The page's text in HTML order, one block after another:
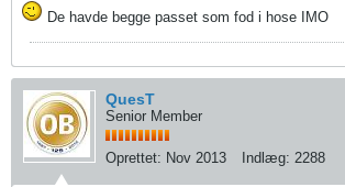
De havde begge passet som fod i hose IMO
QuesT
Senior Member
Oprettet: Nov 2013 Indlæg: 2288